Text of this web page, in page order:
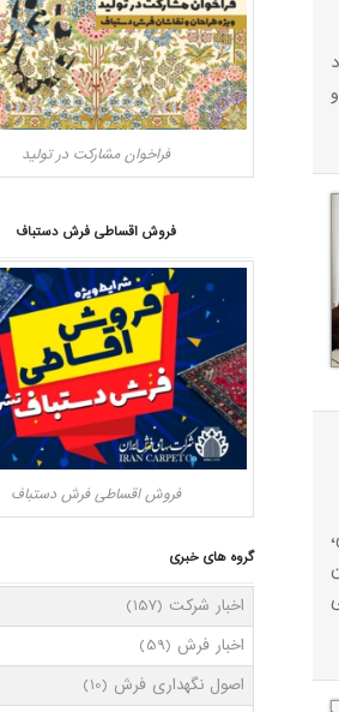
فراخوان مشارکت در تولید
فروش اقساطی فرش دستباف
فروش اقساطی فرش دستباف
گروه های خبری
اخبار شرکت (157)
اخبار فرش (59)
اصول نگهداری فرش (10)